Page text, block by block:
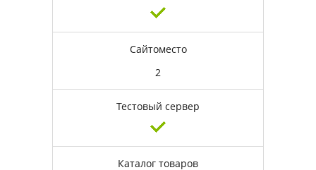
Сайтоместо
2
Тестовый сервер
Каталог товаров